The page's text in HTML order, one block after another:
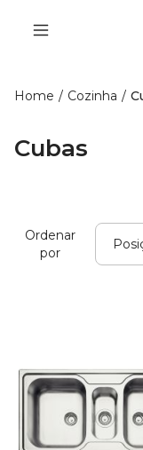
Home Cozinha
Cubas
Ordenar
por